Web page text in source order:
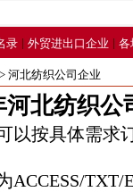
录 | 外贸进出口企业 | 各
河北纺织公司企业
河北纺织公
以按具体需求
ACCESS/TXT/